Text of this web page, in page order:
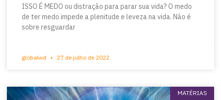
ISSO É MEDO ou distração para parar sua vida? O medo
de ter medo impede a plenitude e leveza na vida. Não é
sobre resguardar
globalwd 27 de julho de 2022
MATÉRIAS